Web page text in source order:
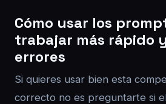
Cómo usar los
trabajar más rápido
errores
Si quieres usar bien esta
correcto no es preguntarte si